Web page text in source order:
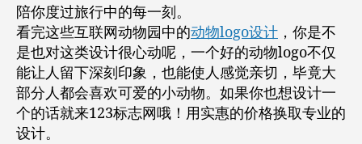
陪你度过旅行中的每一刻。
看完这些互联网动物园中的动物logo设计 ，你是不
是也对这类设计很心动呢，一个好的动物logo不仅
能让人留下深刻印象，也能使人感觉亲切，毕竟大
部分人都会喜欢可爱的小动物。如果你也想设计一
个的话就来123标志网哦！用实惠的价格换取专业的
设计。